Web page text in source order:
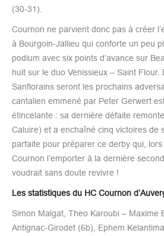
(30-31).
Cournon ne parvient donc pas à créer
à Bourgoin-Jallieu qui conforte un peu
podium avec six points d’avance sur
huit sur le duo Venissieux – Saint Flour.
Sanflorains seront les prochains
cantalien emmené par Peter Gerwert
étincelante : sa dernière défaite
Caluire) et a enchaîné cinq victoires de
parfaite pour préparer ce derby qui,
Cournon l’emporter à la dernière
voudrait sans doute revivre !
Les statistiques du HC Cournon
Simon Malgat, Theo Karoubi – Maxime
Antignac-Girodet (6b), Ephem